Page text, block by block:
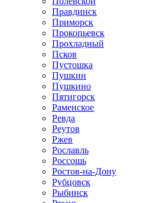
Правдинск
Приморск
Прокопьевск
Прохладный
Псков
Пустошка
Пушкин
Пушкино
Пятигорск
Раменское
Ревда
Реутов
Ржев
Рославль
Россошь
Ростов-на-Дону
Рубцовск
Рыбинск